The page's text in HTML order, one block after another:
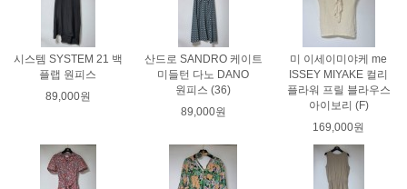
시스템 SYSTEM 21 백
플랩 원피스
89,000원
산드로 SANDRO 케이트
미들턴 다노 DANO
원피스 (36)
89,000원
미 이세이미야케 me
ISSEY MIYAKE 컬리
플라워 프릴 블라우스
아이보리 (F)
169,000원